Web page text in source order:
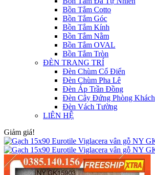
Bồn Tắm Cotto
Bồn Tắm Góc
Bồn Tắm Kính
Bồn Tắm Nằm
Bồn Tắm OVAL
Bồn Tắm Tròn
ĐÈN TRANG TRÍ
Đèn Chùm Cổ Điển
Đèn Chùm Pha Lê
Đèn Áp Trần Đồng
Đèn Cây Đứng Phòng Khách
Đèn Vách Tường
LIÊN HỆ
Giảm giá!